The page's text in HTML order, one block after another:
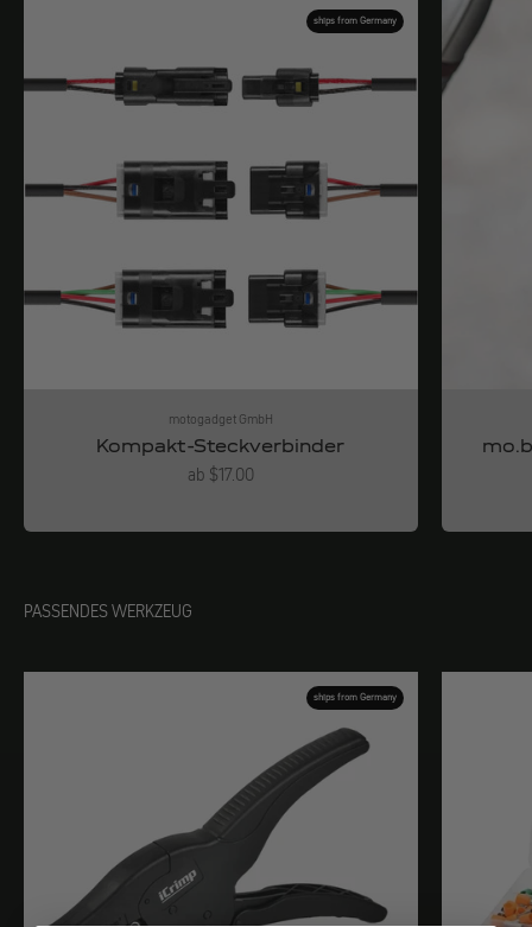
ships from Germany
motogadget GmbH
Kompakt-Steckverbinder
Angebot
ab $17.00
PASSENDES WERKZEUG
ships from Germany